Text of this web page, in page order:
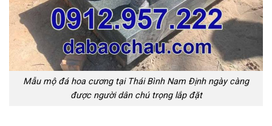
Mẫu mộ đá hoa cương tại Thái Bình Nam Định ngày càng
được người dân chú trọng lắp đặt